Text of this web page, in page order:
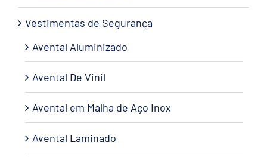
Vestimentas de Segurança
Avental Aluminizado
Avental De Vinil
Avental em Malha de Aço Inox
Avental Laminado